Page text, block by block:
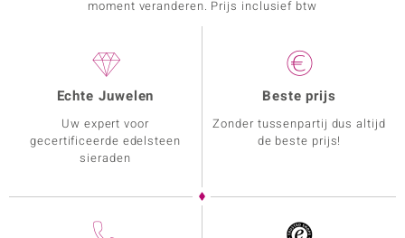
moment veranderen. Prijs inclusief btw
Echte Juwelen
Uw expert voor
gecertificeerde edelsteen
sieraden
Beste prijs
Zonder tussenpartij dus altijd
de beste prijs!